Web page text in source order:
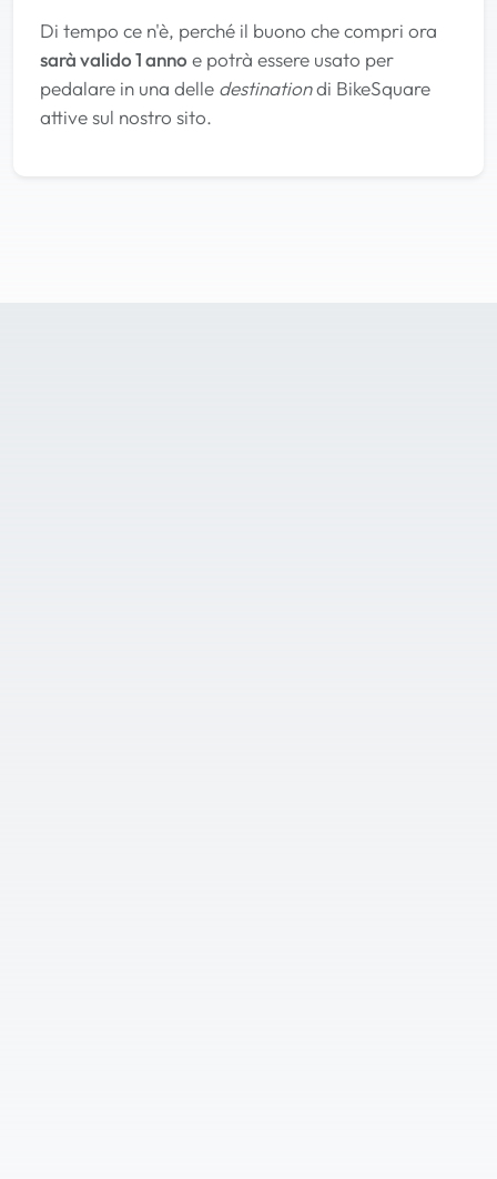
Di tempo ce n'è, perché il buono che compri ora
sarà valido 1 anno e potrà essere usato per
pedalare in una delle destinationdi BikeSquare
attive sul nostro sito.